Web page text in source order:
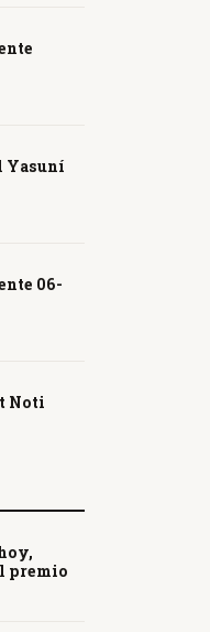
Yasuní
06-
Noti
premio